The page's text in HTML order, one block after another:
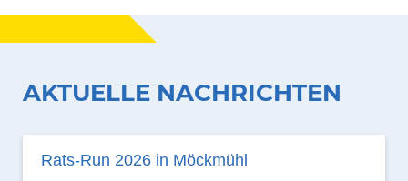
AKTUELLE NACHRICHTEN
Rats-Run 2026 in Möckmühl